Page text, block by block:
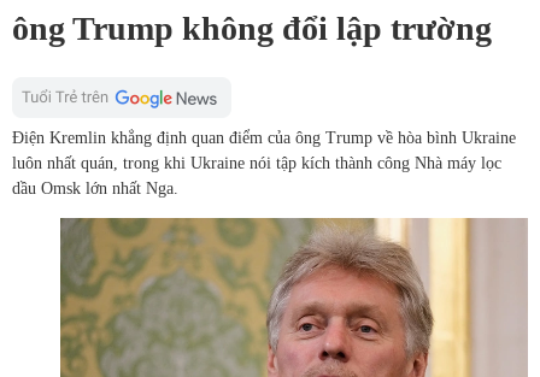
ông Trump không đổi lập trường
Điện Kremlin khẳng định quan điểm của ông Trump về hòa bình Ukraine
luôn nhất quán, trong khi Ukraine nói tập kích thành công Nhà máy lọc
dầu Omsk lớn nhất Nga.